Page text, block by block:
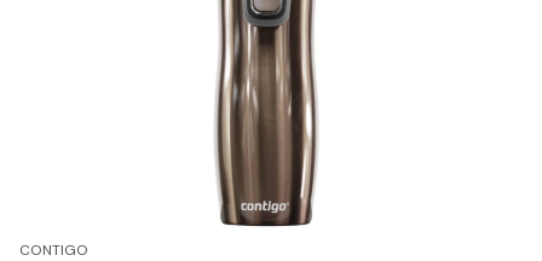
CONTIGO